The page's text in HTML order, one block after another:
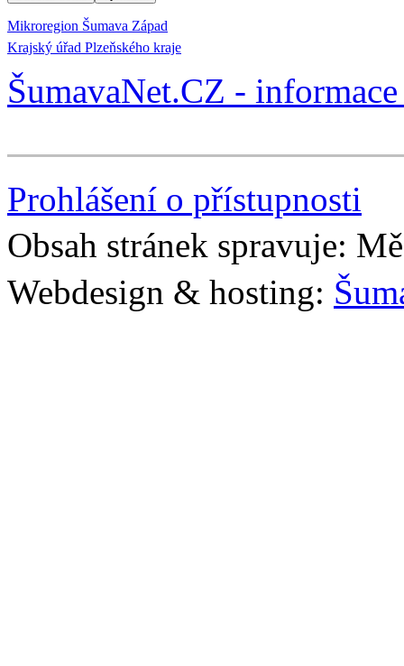
Mikroregion Šumava Západ
Krajský úřad Plzeňského kraje
ŠumavaNet.CZ -
Prohlášení o přístupnosti
Obsah stránek spravuje:
Webdesign & hosting: